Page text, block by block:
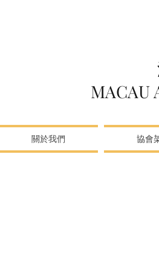
MACAU
關於我們 協會